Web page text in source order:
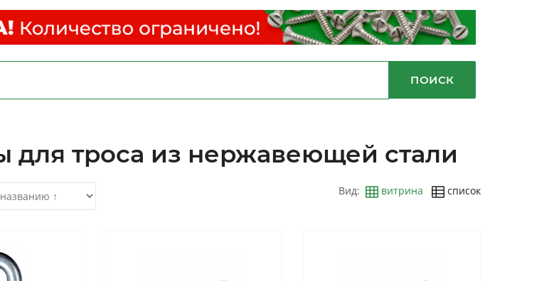
ПОИСК
для троса из нержавеющей стали
Вид: витрина список